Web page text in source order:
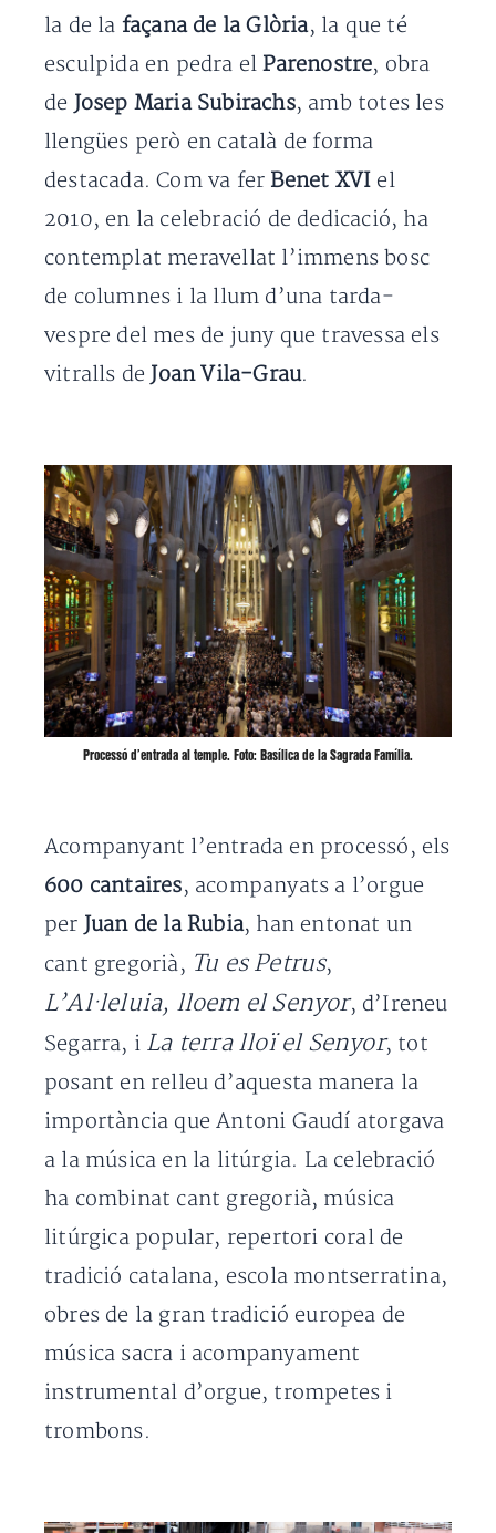
la de la façana de la Glòria, la que té
esculpida en pedra elParenostre, obra
de Josep Maria Subirachs, amb totes les
llengües però en català de forma
destacada. Com va fer Benet XVI el
2010, en la celebració de dedicació, ha
contemplat meravellat l’immens bosc
de columnes i la llum d’una tarda-
vespre del mes de juny que travessa els
vitralls de Joan Vila-Grau.
Processó d’entrada al temple. Foto: Basílica de la Sagrada Família.
Acompanyant l’entrada en processó, els
600 cantaires, acompanyats a l’orgue
per Juan de la Rubia, han entonat un
cant gregorià, Tu es Petrus,
L’Al·leluia, lloem el Senyor, d’Ireneu
Segarra, i La terra lloï el Senyor, tot
posant en relleu d’aquesta manera la
importància que Antoni Gaudí atorgava
a la música en la litúrgia. La celebració
ha combinat cant gregorià, música
litúrgica popular, repertori coral de
tradició catalana, escola montserratina,
obres de la gran tradició europea de
música sacra i acompanyament
instrumental d’orgue, trompetes i
trombons.